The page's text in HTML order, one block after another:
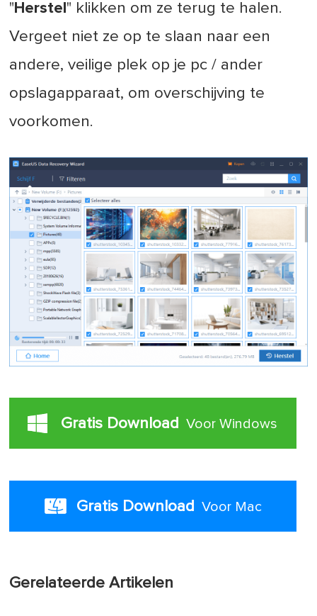
" Herstel " klikken om ze terug te halen.
Vergeet niet ze op te slaan naar een
andere, veilige plek op je pc / ander
opslagapparaat, om overschijving te
voorkomen.
Gratis Download Voor Windows
Gratis Download Voor Mac
Gerelateerde Artikelen